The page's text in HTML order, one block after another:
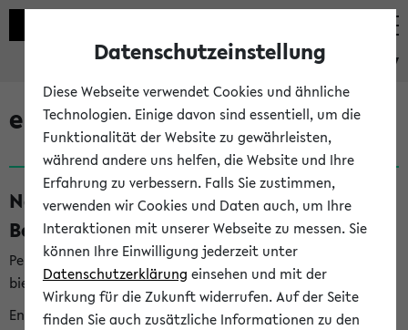
eKVV
eKVV News
Nachhaltigkeitspreis 2026:
Bewerbungsphase gestartet (06.08.26)
Per E-Mail eingestellt von nachhaltigkeitsbuero@uni-
bielefeld.de an den Verteiler 'Alle Studierenden':
English version below
Datenschutzeinstellung
Diese Webseite verwendet Cookies und ähnliche
Technologien. Einige davon sind essentiell, um die
Funktionalität der Website zu gewährleisten,
während andere uns helfen, die Website und Ihre
Erfahrung zu verbessern. Falls Sie zustimmen,
verwenden wir Cookies und Daten auch, um Ihre
Interaktionen mit unserer Webseite zu messen. Sie
können Ihre Einwilligung jederzeit unter
Datenschutzerklärung einsehen und mit der
Wirkung für die Zukunft widerrufen. Auf der Seite
finden Sie auch zusätzliche Informationen zu den